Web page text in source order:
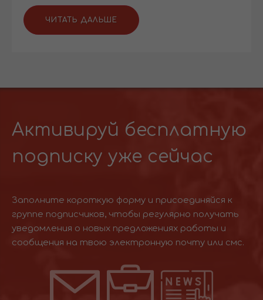
ЧИТАТЬ ДАЛЬШЕ
Активируй бесплатную
подписку уже сейчас
Заполните короткую форму и присоединяйся к
группе подписчиков, чтобы регулярно получать
уведомления о новых предложениях работы и
сообщения на твою электронную почту или смс.